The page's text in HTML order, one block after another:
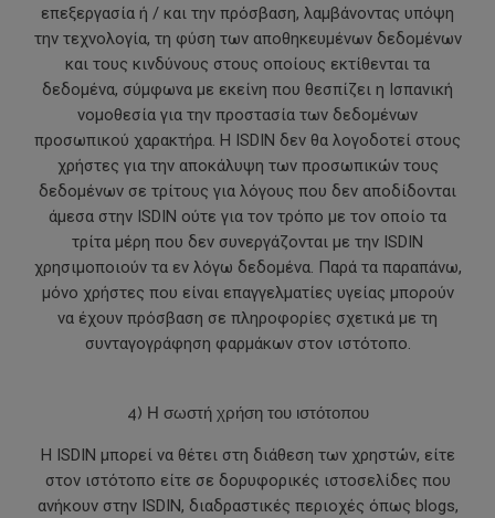
επεξεργασία ή / και την πρόσβαση, λαμβάνοντας υπόψη
την τεχνολογία, τη φύση των αποθηκευμένων δεδομένων
και τους κινδύνους στους οποίους εκτίθενται τα
δεδομένα, σύμφωνα με εκείνη που θεσπίζει η Ισπανική
νομοθεσία για την προστασία των δεδομένων
προσωπικού χαρακτήρα. Η ISDIN δεν θα λογοδοτεί στους
χρήστες για την αποκάλυψη των προσωπικών τους
δεδομένων σε τρίτους για λόγους που δεν αποδίδονται
άμεσα στην ISDIN ούτε για τον τρόπο με τον οποίο τα
τρίτα μέρη που δεν συνεργάζονται με την ISDIN
χρησιμοποιούν τα εν λόγω δεδομένα. Παρά τα παραπάνω,
μόνο χρήστες που είναι επαγγελματίες υγείας μπορούν
να έχουν πρόσβαση σε πληροφορίες σχετικά με τη
συνταγογράφηση φαρμάκων στον ιστότοπο.
4) Η σωστή χρήση του ιστότοπου
Η ISDIN μπορεί να θέτει στη διάθεση των χρηστών, είτε
στον ιστότοπο είτε σε δορυφορικές ιστοσελίδες που
ανήκουν στην ISDIN, διαδραστικές περιοχές όπως blogs,